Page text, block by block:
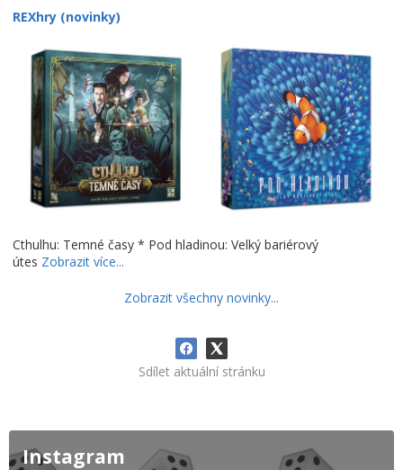
REXhry (novinky)
Cthulhu: Temné časy * Pod hladinou: Velký bariérový
útes Zobrazit více...
Zobrazit všechny novinky...
Sdílet aktuální stránku
Instagram